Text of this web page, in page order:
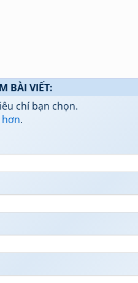
BÀI VIẾT:
chí bạn chọn.
.